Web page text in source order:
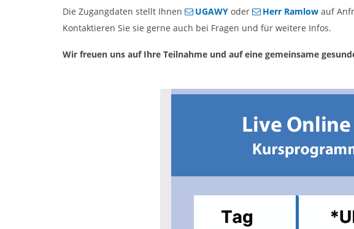
Die Zugangdaten stellt Ihnen UGAWY oder Herr Ramlow auf
Kontaktieren Sie sie gerne auch bei Fragen und für weitere Infos.
Wir freuen uns auf Ihre Teilnahme und auf eine gemeinsame